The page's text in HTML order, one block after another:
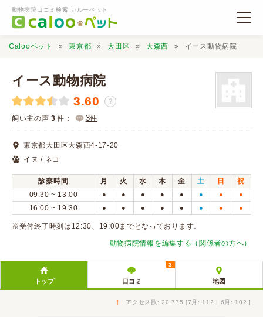
動物病院口コミ検索 カルーペット
動物病院検索
口コミ検索
Calooペットとは？
口コミ投稿
Calooペット 東京都 大田区 大森西 イース動物病院
イース動物病院
3.60 ？
飼い主の声 3 件： 3件
東京都大田区大森西4-17-20
イヌ / ネコ
診察時間 月 火 水 木 金 土 日
祝
09:30 ~ 13:00
● ● ● ● ● ● ● ●
16:00 ~ 19:30 ● ● ● ● ● ● ● ●
※受付終了時刻は12:30、19:00までとなっております。
動物病院情報を編集する（関係者の方へ）
トップ 口コミ
3
地図
↑ アクセス数: 20,775 [7月: 112 | 6月: 102 ]